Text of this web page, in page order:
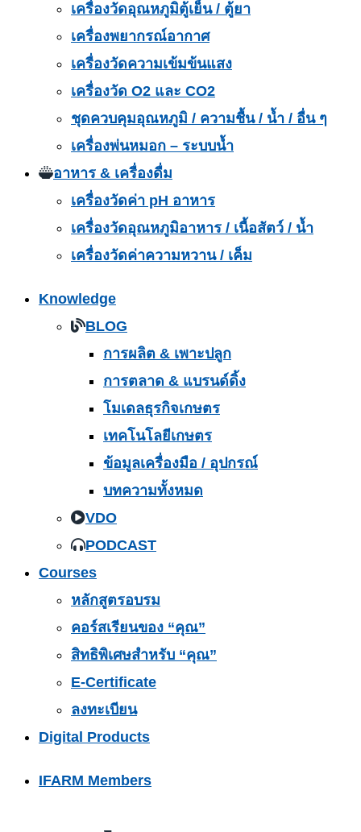
เครื่องวัดอุณหภูมิตู้เย็น / ตู้ยา
เครื่องพยากรณ์อากาศ
เครื่องวัดความเข้มข้นแสง
เครื่องวัด O2 และ CO2
ชุดควบคุมอุณหภูมิ / ความชื้น / น้ำ / อื่น ๆ
เครื่องพ่นหมอก – ระบบน้ำ
อาหาร & เครื่องดื่ม
เครื่องวัดค่า pH อาหาร
เครื่องวัดอุณหภูมิอาหาร / เนื้อสัตว์ / น้ำ
เครื่องวัดค่าความหวาน / เค็ม
Knowledge
BLOG
การผลิต & เพาะปลูก
การตลาด & แบรนด์ดิ้ง
โมเดลธุรกิจเกษตร
เทคโนโลยีเกษตร
ข้อมูลเครื่องมือ / อุปกรณ์
บทความทั้งหมด
VDO
PODCAST
Courses
หลักสูตรอบรม
คอร์สเรียนของ “คุณ”
สิทธิพิเศษสำหรับ “คุณ”
E-Certificate
ลงทะเบียน
Digital Products
IFARM Members